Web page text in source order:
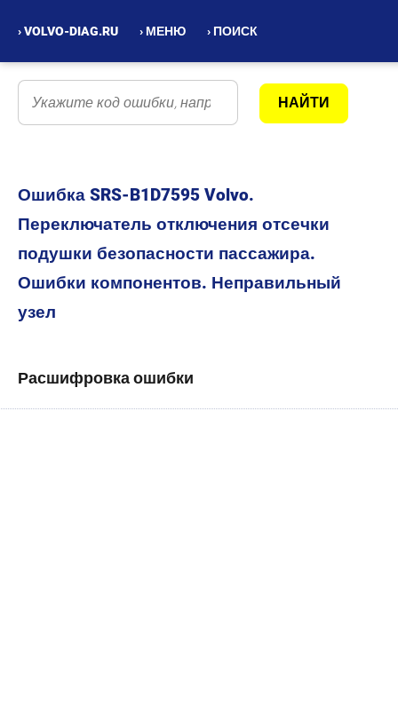
› VOLVO-DIAG.RU › МЕНЮ › ПОИСК
Ошибка SRS-B1D7595 Volvo.
Переключатель отключения отсечки
подушки безопасности пассажира.
Ошибки компонентов. Неправильный
узел
Расшифровка ошибки